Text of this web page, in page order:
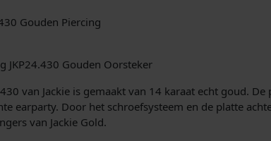
i
n
Gouden Piercing
JKP24.430 Gouden Oorsteker
van Jackie is gemaakt van 14 karaat echt goud.
earparty. Door het schroefsysteem en de platte
van Jackie Gold.